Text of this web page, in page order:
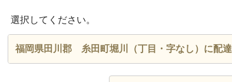
選択してください。
福岡県田川郡 糸田町堀川（丁目・字なし）に配達